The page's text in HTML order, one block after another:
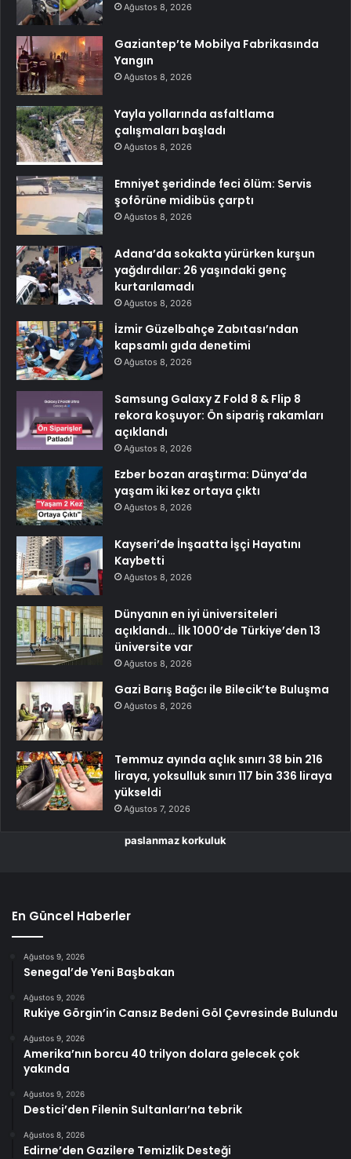
Ağustos 8, 2026
Gaziantep’te Mobilya Fabrikasında
Yangın
Ağustos 8, 2026
Yayla yollarında asfaltlama
çalışmaları başladı
Ağustos 8, 2026
Emniyet şeridinde feci ölüm: Servis
şoförüne midibüs çarptı
Ağustos 8, 2026
Adana’da sokakta yürürken kurşun
yağdırdılar: 26 yaşındaki genç
kurtarılamadı
Ağustos 8, 2026
İzmir Güzelbahçe Zabıtası’ndan
kapsamlı gıda denetimi
Ağustos 8, 2026
Samsung Galaxy Z Fold 8 & Flip 8
rekora koşuyor: Ön sipariş rakamları
açıklandı
Ağustos 8, 2026
Ezber bozan araştırma: Dünya’da
yaşam iki kez ortaya çıktı
Ağustos 8, 2026
Kayseri’de İnşaatta İşçi Hayatını
Kaybetti
Ağustos 8, 2026
Dünyanın en iyi üniversiteleri
açıklandı… İlk 1000’de Türkiye’den 13
üniversite var
Ağustos 8, 2026
Gazi Barış Bağcı ile Bilecik’te Buluşma
Ağustos 8, 2026
Temmuz ayında açlık sınırı 38 bin 216
liraya, yoksulluk sınırı 117 bin 336 liraya
yükseldi
Ağustos 7, 2026
paslanmaz korkuluk
En Güncel Haberler
Ağustos 9, 2026
Senegal’de Yeni Başbakan
Ağustos 9, 2026
Rukiye Görgin’in Cansız Bedeni Göl Çevresinde Bulundu
Ağustos 9, 2026
Amerika’nın borcu 40 trilyon dolara gelecek çok
yakında
Ağustos 9, 2026
Destici’den Filenin Sultanları’na tebrik
Ağustos 8, 2026
Edirne’den Gazilere Temizlik Desteği